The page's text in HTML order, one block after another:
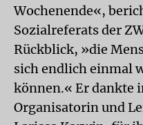
Wochenende«,
Sozialreferats der
Rückblick, »die
sich endlich einmal
können.« Er dankte
Organisatorin und